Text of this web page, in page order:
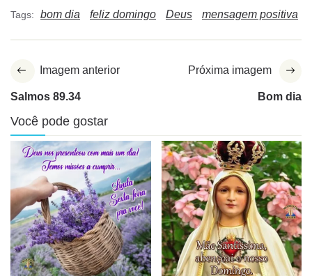
Tags: bom dia feliz domingo Deus mensagem positiva
Imagem anterior
Salmos 89.34
Próxima imagem
Bom dia
Você pode gostar